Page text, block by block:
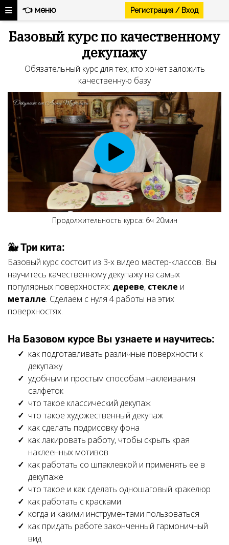
👈 меню Регистрация / Вход
Базовый курс по качественному
декупажу
Обязательный курс для тех, кто хочет заложить
качественную базу
Продолжительность курса: 6ч 20мин
🐳 Три кита:
Базовый курс состоит из 3-х видео мастер-классов. Вы
научитесь качественному декупажу на самых
популярных поверхностях: дереве, стекле и
металле. Сделаем с нуля 4 работы на этих
поверхностях.
На Базовом курсе Вы узнаете и научитесь:
как подготавливать различные поверхности к
декупажу
удобным и простым способам наклеивания
салфеток
что такое классический декупаж
что такое художественный декупаж
как сделать подрисовку фона
как лакировать работу, чтобы скрыть края
наклеенных мотивов
как работать со шпаклевкой и применять ее в
декупаже
что такое и как сделать одношаговый кракелюр
как работать с красками
когда и какими инструментами пользоваться
как придать работе законченный гармоничный
вид